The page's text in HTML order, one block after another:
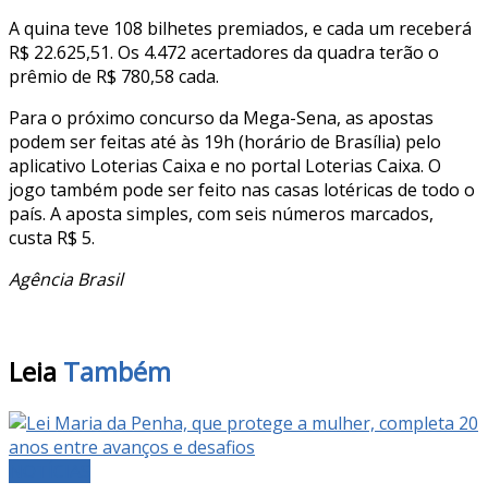
A quina teve 108 bilhetes premiados, e cada um receberá
R$ 22.625,51. Os 4.472 acertadores da quadra terão o
prêmio de R$ 780,58 cada.
Para o próximo concurso da Mega-Sena, as apostas
podem ser feitas até às 19h (horário de Brasília) pelo
aplicativo Loterias Caixa e no portal Loterias Caixa. O
jogo também pode ser feito nas casas lotéricas de todo o
país. A aposta simples, com seis números marcados,
custa R$ 5.
Agência Brasil
Leia Também